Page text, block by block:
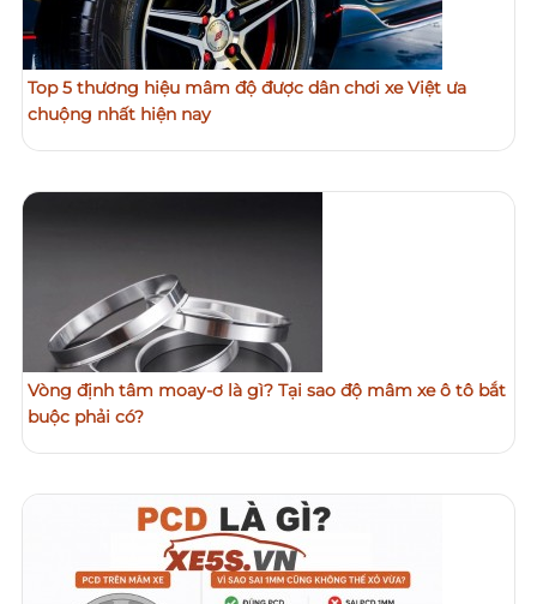
Top 5 thương hiệu mâm độ được dân chơi xe Việt ưa
chuộng nhất hiện nay
Vòng định tâm moay-ơ là gì? Tại sao độ mâm xe ô tô bắt
buộc phải có?